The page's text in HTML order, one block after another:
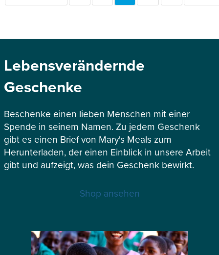
Lebensverändernde
Geschenke
Beschenke einen lieben Menschen mit einer
Spende in seinem Namen. Zu jedem Geschenk
gibt es einen Brief von Mary's Meals zum
Herunterladen, der einen Einblick in unsere Arbeit
gibt und aufzeigt, was dein Geschenk bewirkt.
Shop ansehen